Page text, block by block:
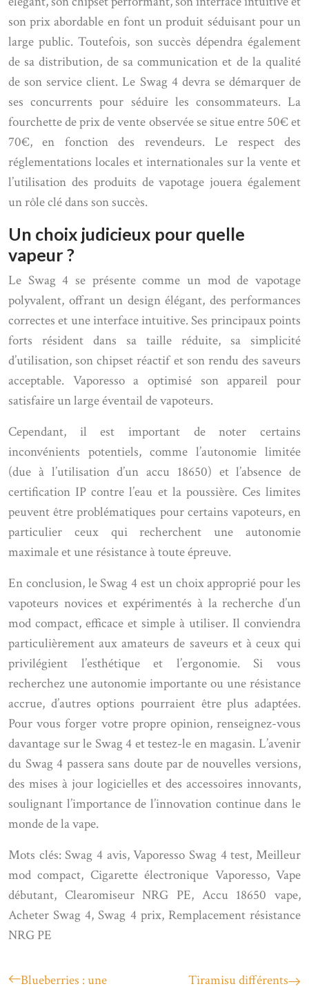
son prix abordable en font un produit séduisant pour un
large public. Toutefois, son succès dépendra également
de sa distribution, de sa communication et de la qualité
de son service client. Le Swag 4 devra se démarquer de
ses concurrents pour séduire les consommateurs. La
fourchette de prix de vente observée se situe entre 50€ et
70€, en fonction des revendeurs. Le respect des
réglementations locales et internationales sur la vente et
l’utilisation des produits de vapotage jouera également
un rôle clé dans son succès.
Un choix judicieux pour quelle
vapeur ?
Le Swag 4 se présente comme un mod de vapotage
polyvalent, offrant un design élégant, des performances
correctes et une interface intuitive. Ses principaux points
forts résident dans sa taille réduite, sa simplicité
d’utilisation, son chipset réactif et son rendu des saveurs
acceptable. Vaporesso a optimisé son appareil pour
satisfaire un large éventail de vapoteurs.
Cependant, il est important de noter certains
inconvénients potentiels, comme l’autonomie limitée
(due à l’utilisation d’un accu 18650) et l’absence de
certification IP contre l’eau et la poussière. Ces limites
peuvent être problématiques pour certains vapoteurs, en
particulier ceux qui recherchent une autonomie
maximale et une résistance à toute épreuve.
En conclusion, le Swag 4 est un choix approprié pour les
vapoteurs novices et expérimentés à la recherche d’un
mod compact, efficace et simple à utiliser. Il conviendra
particulièrement aux amateurs de saveurs et à ceux qui
privilégient l’esthétique et l’ergonomie. Si vous
recherchez une autonomie importante ou une résistance
accrue, d’autres options pourraient être plus adaptées.
Pour vous forger votre propre opinion, renseignez-vous
davantage sur le Swag 4 et testez-le en magasin. L’avenir
du Swag 4 passera sans doute par de nouvelles versions,
des mises à jour logicielles et des accessoires innovants,
soulignant l’importance de l’innovation continue dans le
monde de la vape.
Mots clés: Swag 4 avis, Vaporesso Swag 4 test, Meilleur
mod compact, Cigarette électronique Vaporesso, Vape
débutant, Clearomiseur NRG PE, Accu 18650 vape,
Acheter Swag 4, Swag 4 prix, Remplacement résistance
NRG PE
Blueberries : une
Tiramisu différents